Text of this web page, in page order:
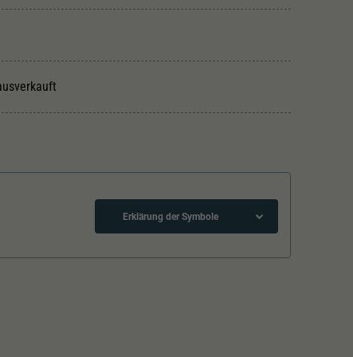
Erklärung der Symbole